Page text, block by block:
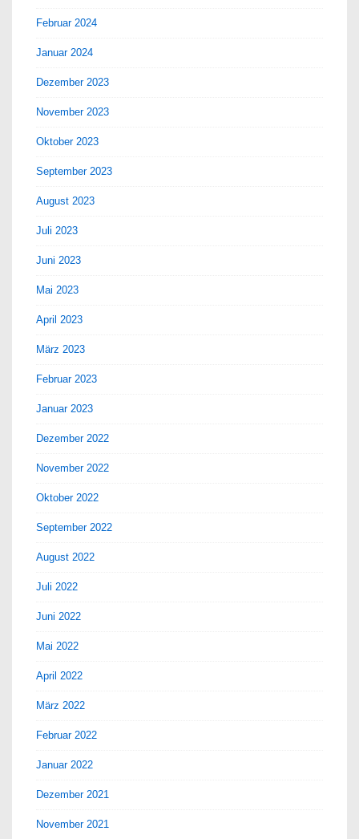
Februar 2024
Januar 2024
Dezember 2023
November 2023
Oktober 2023
September 2023
August 2023
Juli 2023
Juni 2023
Mai 2023
April 2023
März 2023
Februar 2023
Januar 2023
Dezember 2022
November 2022
Oktober 2022
September 2022
August 2022
Juli 2022
Juni 2022
Mai 2022
April 2022
März 2022
Februar 2022
Januar 2022
Dezember 2021
November 2021